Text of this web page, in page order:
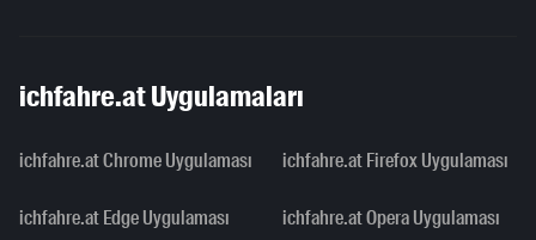
ichfahre.at Uygulamaları
ichfahre.at Chrome Uygulaması ichfahre.at Firefox Uygulaması
ichfahre.at Edge Uygulaması ichfahre.at Opera Uygulaması